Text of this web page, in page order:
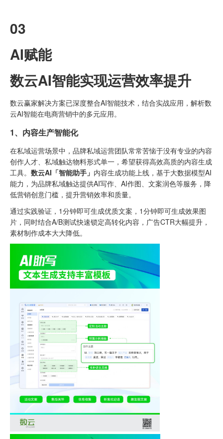
03
AI赋能
数云AI智能实现运营效率提升
数云赢家解决方案已深度整合AI智能技术，结合实战应用，解析数
云AI智能在电商营销中的多元应用。
1、内容生产智能化
在私域运营场景中，品牌私域运营团队常常苦恼于没有专业的内容
创作人才、私域触达物料形式单一，希望获得高效高质的内容生成
工具。 数云AI「智能助手」 内容生成功能上线，基于大数据模型AI
能力，为品牌私域触达提供AI写作、AI作图、文案润色等服务，降
低营销创意门槛，提升营销效率和质量。
通过实践验证，1分钟即可生成优质文案，1分钟即可生成效果图
片，同时结合A/B测试快速锁定高转化内容，广告CTR大幅提升，
素材制作成本大大降低。